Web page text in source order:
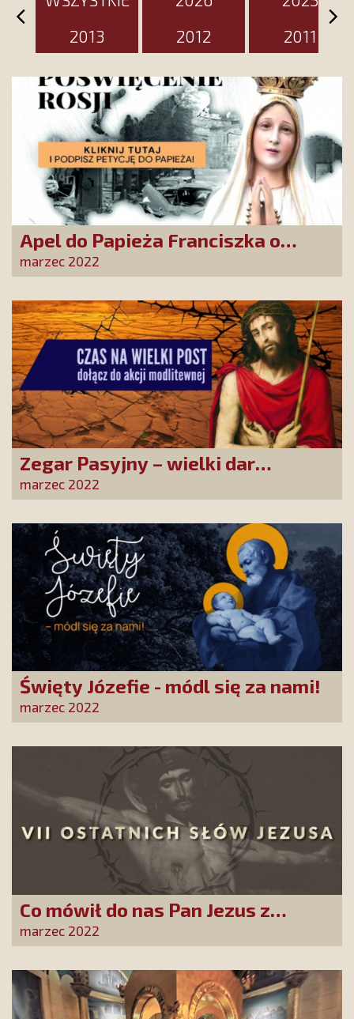
2013
2012 2011
Apel do Papieża Franciszka o
poświęcenie Rosji Matce Bożej.
Posłuchajmy głosu z Fatimy
marzec 2022
Zegar Pasyjny – wielki dar
przeżywania Męki Pańskiej
marzec 2022
Święty Józefie - módl się za nami!
marzec 2022
Co mówił do nas Pan Jezus z
Krzyża? Ta kampania poruszy
każde serce!
marzec 2022